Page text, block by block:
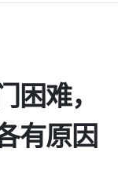
困难，
有原因